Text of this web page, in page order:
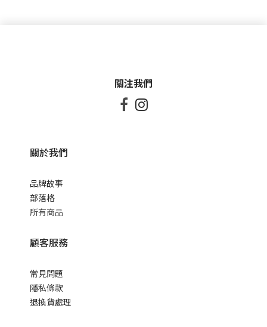
關注我們
 
關於我們
品牌故事
部落格
所有商品
顧客服務
常見問題
隱私條款
退換貨處理